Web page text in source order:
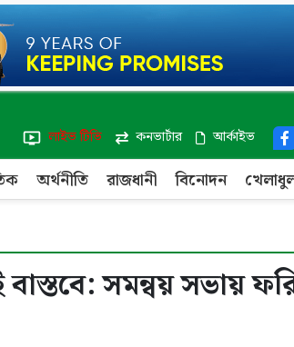
লাইভ টিভি
কনভার্টার আর্কাইভ
অর্থনীতি রাজধানী বিনোদন
সমন্বয় সভায়